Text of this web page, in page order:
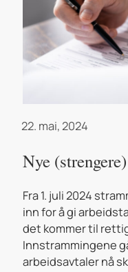
22. mai, 2024
Nye
Fra 1. juli 2024
inn for å gi
det kommer til
Innstrammingene
arbeidsavtaler nå